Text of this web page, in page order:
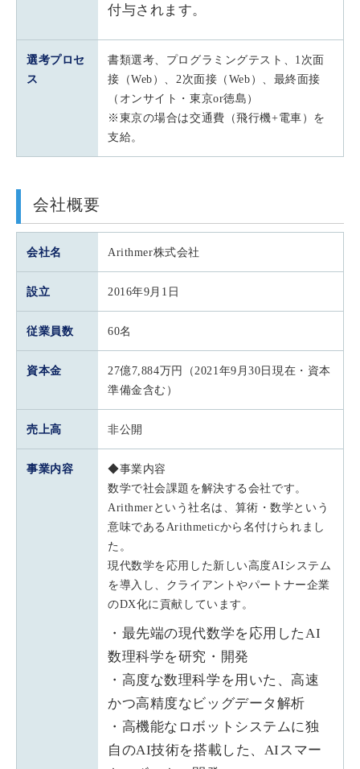
付与されます。
選考プロセ
ス
書類選考、プログラミングテスト、1次面
接（Web）、2次面接（Web）、最終面接
（オンサイト・東京or徳島）
※東京の場合は交通費（飛行機+電車）を
支給。
会社概要
会社名 Arithmer株式会社
設立 2016年9月1日
従業員数 60名
資本金
27億7,884万円（2021年9月30日現在・資本
準備金含む）
売上高 非公開
事業内容
◆事業内容
数学で社会課題を解決する会社です。
Arithmerという社名は、算術・数学という
意味であるArithmeticから名付けられまし
た。
現代数学を応用した新しい高度AIシステム
を導入し、クライアントやパートナー企業
のDX化に貢献しています。
・最先端の現代数学を応用したAI
数理科学を研究・開発
・高度な数理科学を用いた、高速
かつ高精度なビッグデータ解析
・高機能なロボットシステムに独
自のAI技術を搭載した、AIスマー